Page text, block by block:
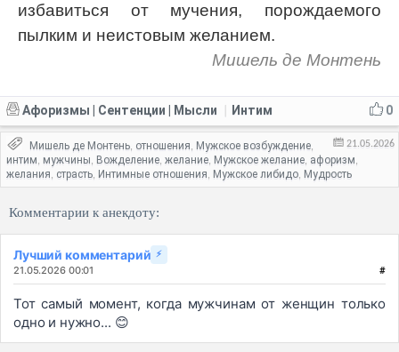
избавиться от мучения, порождаемого
пылким и неистовым желанием.
Мишель де Монтень
0
Афоризмы | Сентенции | Мысли Интим
21.05.2026
Мишель де Монтень, отношения, Мужское возбуждение,
интим, мужчины, Вожделение, желание, Мужское желание, афоризм,
желания, страсть, Интимные отношения, Мужское либидо, Мудрость
Комментарии к анекдоту:
Лучший комментарий ⚡
21.05.2026 00:01 #
Тот самый момент, когда мужчинам от женщин только
одно и нужно... 😊